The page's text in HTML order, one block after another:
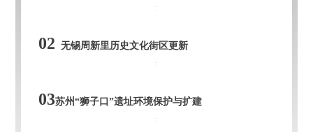
02 无锡周新里历史文化街区更新
03苏州“狮子口”遗址环境保护与扩建